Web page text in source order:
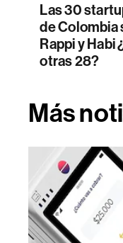
Las 30
de Colombia
Rappi y Habi
otras 28?
Más